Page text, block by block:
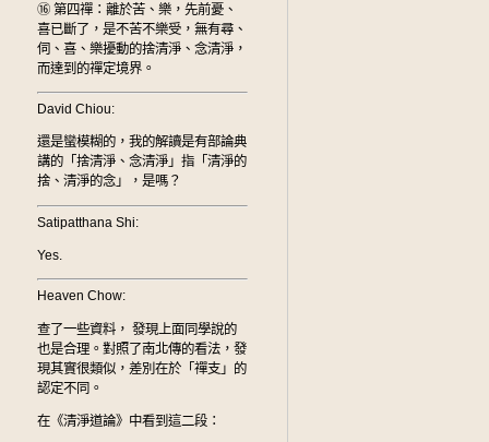
⑯ 第四禪：離於苦、樂，先前憂、
喜已斷了，是不苦不樂受，無有尋、
伺、喜、樂擾動的捨清淨、念清淨，
而達到的禪定境界。
David Chiou:
還是蠻模糊的，我的解讀是有部論典
講的「捨清淨、念清淨」指「清淨的
捨、清淨的念」，是嗎？
Satipatthana Shi:
Yes.
Heaven Chow:
查了一些資料， 發現上面同學說的
也是合理。對照了南北傳的看法，發
現其實很類似，差別在於「禪支」的
認定不同。
在《清淨道論》中看到這二段：